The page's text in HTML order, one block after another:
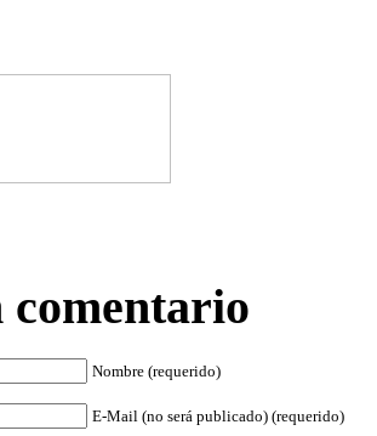
comentario
Nombre (requerido)
E-Mail (no será publicado) (requerido)